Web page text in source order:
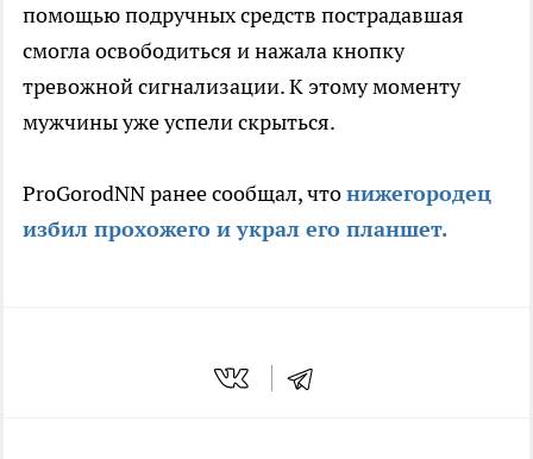
помощью подручных средств пострадавшая
смогла освободиться и нажала кнопку
тревожной сигнализации. К этому моменту
мужчины уже успели скрыться.
ProGorodNN ранее сообщал, чтонижегородец
избил прохожего и украл его планшет.